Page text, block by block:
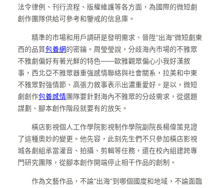
法令律例、刊行流程、版權維護等各方面，為國際的微短劇
創作團隊供給可參考和鑒戒的信息庫。
精準的市場和用戶調研是發明需求、晉陞“出海”微短劇東
西的品質包養網的密鑰。周瑩瑩說，分歧海內市場的不雅眾
不雅劇偏好有著光鮮的特色——歐雅觀眾偏心小我好漢敘
事，西北亞不雅眾器重強感情聯絡與社會關系，拉美和中東
不雅眾對強情節、高張力敘事表示出濃重愛好。是以，微短
劇創作包養感情團隊要針對海內不雅眾的分歧需求，從選題
謀劃、腳本創作階段就要有的放矢。
橫店影視個人工作學院影視制作學院副院長楊偉策見證
了這種奧妙的變更。他先容，此刻先生們不只參加橫店影視
城各劇組承當灌音、拍攝、剪輯等任務，還在校內組建跨專
門研究團隊，從腳本創作開端停止相干作品的創制。
作為文藝作品，不論“出海”到哪個國度和地域，不論面臨